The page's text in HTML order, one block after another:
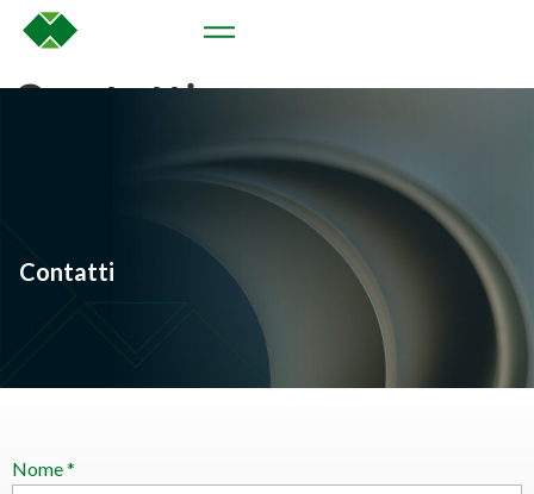
Contatti
Contatti
Nome *